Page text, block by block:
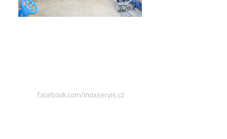
facebook.com/inoxservis.cz